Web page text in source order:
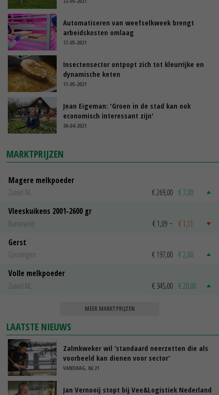
Automatiseren van weefselkweek brengt
arbeidskosten omlaag
17-05-2021
Insectensector ontpopt zich tot kleurrijke en
dynamische keten
11-05-2021
Jean Eigeman: 'Groen in de stad kan ook
economisch interessant zijn'
30-04-2021
MARKTPRIJZEN
Magere melkpoeder
Zuivel NL
€ 269,00 € 7,00
Vleeskuikens 2001-2600 gr
Barneveld
€ 1,09 ~ € 1,11
Gerst
Groningen
€ 197,00 € 2,00
Volle melkpoeder
Zuivel NL
€ 345,00 € 20,00
MEER MARKTPRIJZEN
LAATSTE NIEUWS
Zalmkweker wil ‘standaard neerzetten die als
voorbeeld kan dienen voor sector’
VANDAAG, 06:21
Jan Vernooij stopt bij Vee&Logistiek Nederland